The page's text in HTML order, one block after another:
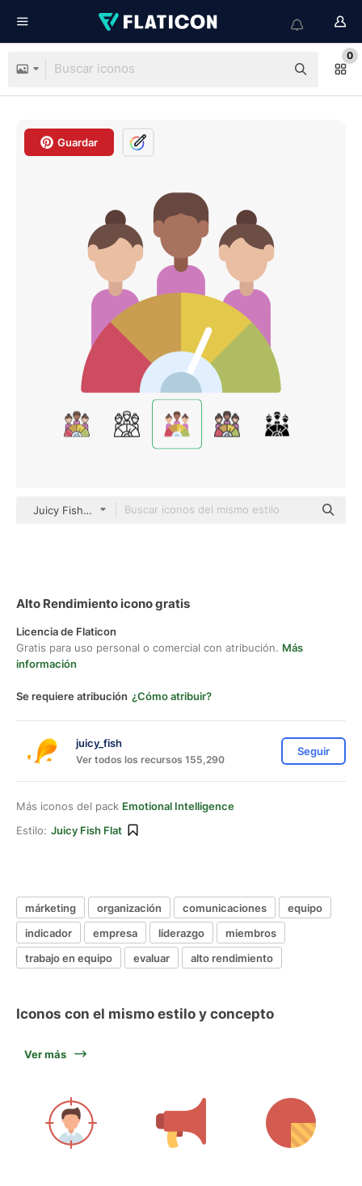
0
Guardar
Juicy Fish Flat
Alto Rendimiento icono gratis
Licencia de Flaticon
Gratis para uso personal o comercial con atribución. Más
información
Se requiere atribución ¿Cómo atribuir?
juicy_fish
Ver todos los recursos 155,290
Seguir
Más iconos del pack Emotional Intelligence
Estilo: Juicy Fish Flat
márketing organización comunicaciones
equipo
indicador
empresa liderazgo
miembros
trabajo en equipo
evaluar alto rendimiento
Iconos con el mismo estilo y concepto
Ver más